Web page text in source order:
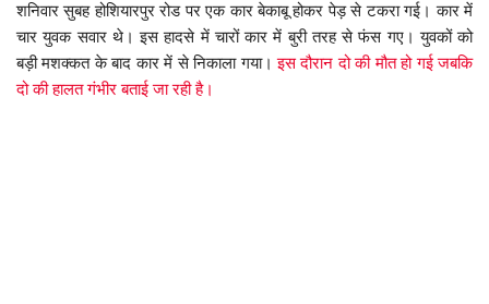
शनिवार सुबह होशियारपुर रोड पर एक कार बेकाबू होकर पेड़ से टकरा गई। कार में
चार युवक सवार थे। इस हादसे में चारों कार में बुरी तरह से फंस गए। युवकों को
बड़ी मशक्कत के बाद कार में से निकाला गया। इस दौरान दो की मौत हो गई जबकि
दो की हालत गंभीर बताई जा रही है।